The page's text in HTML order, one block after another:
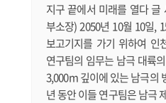
지구 끝에서 미래를 열다 글
부소장) 2050년 10월 10일,
보고기지를 가기 위하여 인
연구팀의 임무는 남극 대륙
3,000m 깊이에 있는 남극의
년 동안 이들 연구팀은 남극